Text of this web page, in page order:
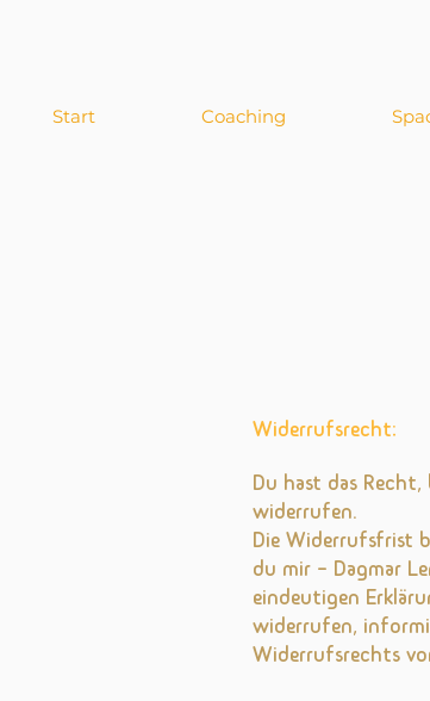
Start Coaching
Widerrufsrecht:
Du hast das
widerrufen.
Die Widerrufsfrist
du mir – Dagmar
eindeutigen
widerrufen,
Widerrufsrechts